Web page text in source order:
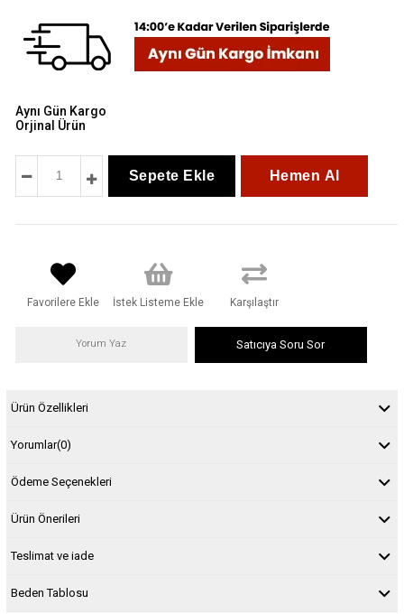
Aynı Gün Kargo
Orjinal Ürün
Favorilere Ekle İstek Listeme Ekle Karşılaştır
Yorum Yaz Satıcıya Soru Sor
Ürün Özellikleri
Yorumlar(0)
Ödeme Seçenekleri
Ürün Önerileri
Teslimat ve iade
Beden Tablosu